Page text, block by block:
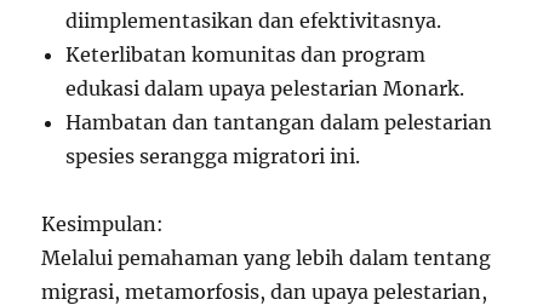
diimplementasikan dan efektivitasnya.
Keterlibatan komunitas dan program
edukasi dalam upaya pelestarian Monark.
Hambatan dan tantangan dalam pelestarian
spesies serangga migratori ini.
Kesimpulan:
Melalui pemahaman yang lebih dalam tentang
migrasi, metamorfosis, dan upaya pelestarian,